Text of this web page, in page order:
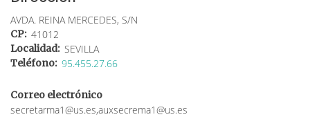
navegación
AVDA. REINA MERCEDES, S/N
CP 41012
Localidad SEVILLA
Teléfono 95.455.27.66
Correo electrónico
secretarma1@us.es,auxsecrema1@us.es